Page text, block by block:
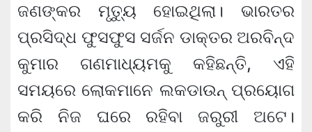
ଜଣଙ୍କର ମୃତ୍ୟୁ ହୋଇଥିଲା। ଭାରତର
ପ୍ରସିଦ୍ଧ ଫୁସଫୁସ ସର୍ଜନ ଡାକ୍ତର ଅରବିନ୍ଦ
କୁମାର ଗଣମାଧ୍ୟମକୁ କହିଛନ୍ତି, ଏହି
ସମୟରେ ଲୋକମାନେ ଲକଡାଉନ୍ ପ୍ରୟୋଗ
କରି ନିଜ ଘରେ ରହିବା ଜରୁରୀ ଅଟେ।